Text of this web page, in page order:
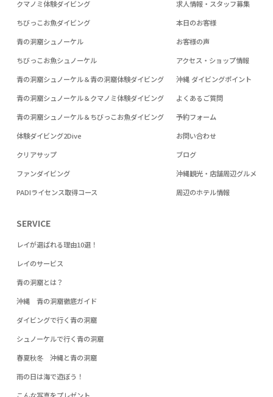
クマノミ体験ダイビング
ちびっこお魚ダイビング
青の洞窟シュノーケル
ちびっこお魚シュノーケル
青の洞窟シュノーケル＆青の洞窟体験ダイビング
青の洞窟シュノーケル＆クマノミ体験ダイビング
青の洞窟シュノーケル＆ちびっこお魚ダイビング
体験ダイビング2Dive
クリアサップ
ファンダイビング
PADIライセンス取得コース
SERVICE
レイが選ばれる理由10選！
レイのサービス
青の洞窟とは？
沖縄 青の洞窟徹底ガイド
ダイビングで行く青の洞窟
シュノーケルで行く青の洞窟
春夏秋冬 沖縄と青の洞窟
雨の日は海で遊ぼう！
求人情報・スタッフ募集
本日のお客様
お客様の声
アクセス・ショップ情報
沖縄 ダイビングポイント
よくあるご質問
予約フォーム
お問い合わせ
ブログ
沖縄観光・店舗周辺グルメ
周辺のホテル情報